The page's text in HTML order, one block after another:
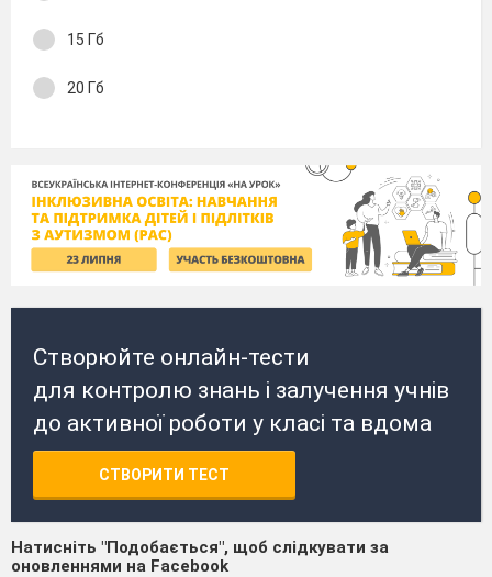
15 Гб
20 Гб
Створюйте онлайн-тести
для контролю знань і залучення учнів
до активної роботи у класі та вдома
СТВОРИТИ ТЕСТ
Натисніть "Подобається", щоб слідкувати за
оновленнями на Facebook